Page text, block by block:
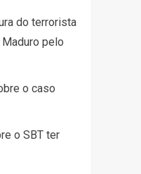
do terrorista
pelo
o caso
o SBT ter